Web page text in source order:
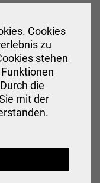
Cookies
zu
stehen
die
mit der